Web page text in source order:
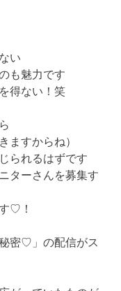
い
も魅力です
得ない！笑
ますからね）
られるはずです
ターさんを募集す
♡！
密♡」の配信がス